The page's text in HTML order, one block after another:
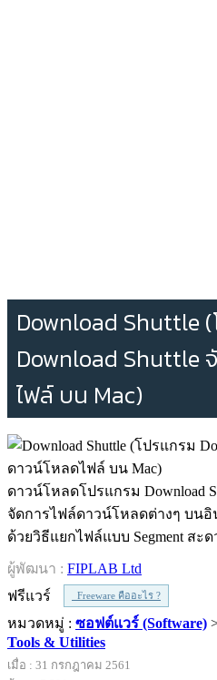
Download Shuttle (
Download Shuttle
ไฟล์ บน Mac)
ดาวน์โหลดโปรแกรม Download
จัดการไฟล์ดาวน์โหลดต่างๆ บนอิ
ด้วยวิธีแยกไฟล์แบบ Segment สะ
ผู้พัฒนา : FIPLAB Ltd
ฟรีแวร์
Freeware คืออะไร ?
หมวดหมู่ : ซอฟต์แวร์ (Software)
Tools & Utilities
เมื่อ : 31 กรกฎาคม 2561